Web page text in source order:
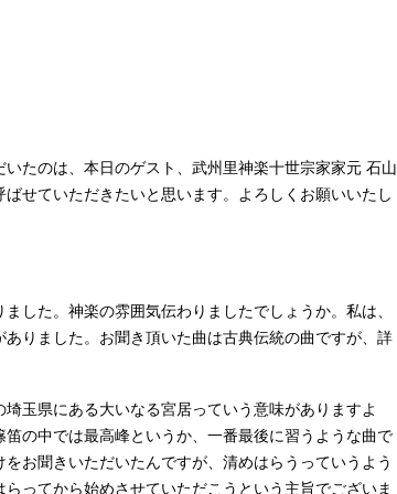
たのは、本日のゲスト、武州里神楽十世宗家家元 石山
せていただきたいと思います。よろしくお願いいたし
した。神楽の雰囲気伝わりましたでしょうか。私は、
りました。お聞き頂いた曲は古典伝統の曲ですが、詳
玉県にある大いなる宮居っていう意味がありますよ
の中では最高峰というか、一番最後に習うような曲で
お聞きいただいたんですが、清めはらうっていうよう
ってから始めさせていただこうという主旨でございま